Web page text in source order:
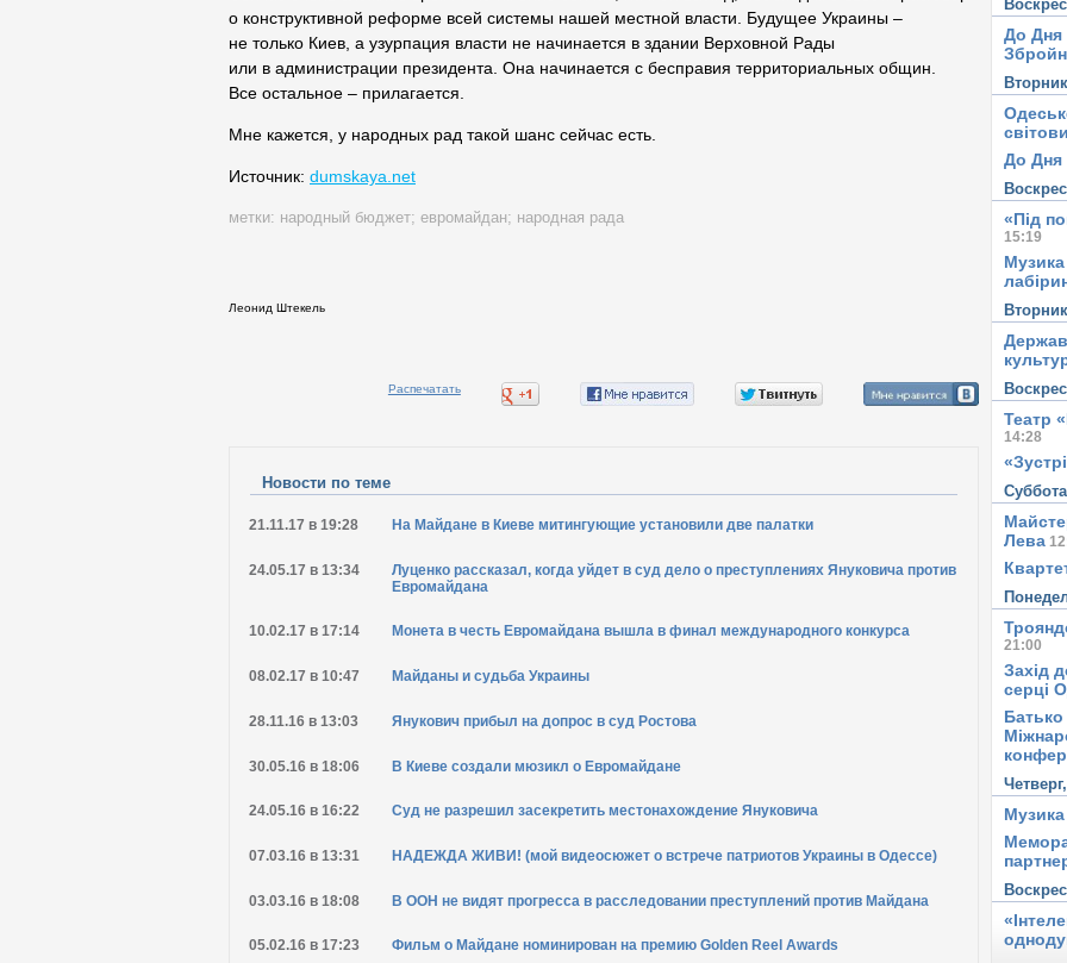
о конструктивной реформе всей системы нашей местной власти. Будущее Украины –
не только Киев, а узурпация власти не начинается в здании Верховной Рады
или в администрации президента. Она начинается с бесправия территориальных общин.
Все остальное – прилагается.
Мне кажется, у народных рад такой шанс сейчас есть.
Источник: dumskaya.net
метки: народный бюджет; евромайдан; народная рада
Леонид Штекель
Распечатать
Новости по теме
21.11.17 в 19:28 На Майдане в Киеве митингующие установили две палатки
24.05.17 в 13:34
Луценко рассказал, когда уйдет в суд дело о преступлениях Януковича против
Евромайдана
10.02.17 в 17:14 Монета в честь Евромайдана вышла в финал международного конкурса
08.02.17 в 10:47 Майданы и судьба Украины
28.11.16 в 13:03 Янукович прибыл на допрос в суд Ростова
30.05.16 в 18:06 В Киеве создали мюзикл о Евромайдане
24.05.16 в 16:22 Суд не разрешил засекретить местонахождение Януковича
07.03.16 в 13:31 НАДЕЖДА ЖИВИ! (мой видеосюжет о встрече патриотов Украины в Одессе)
03.03.16 в 18:08 В ООН не видят прогресса в расследовании преступлений против Майдана
05.02.16 в 17:23 Фильм о Майдане номинирован на премию Golden Reel Awards
До Дня
До Дня
«Під
15:19
Театр
14:28
Лева
21:00
Захід
серці
Четверг,